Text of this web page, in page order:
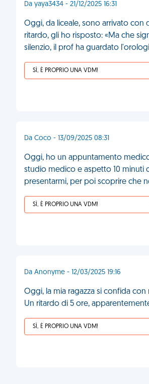
Da yaya3434 - 21/12/2025 16:31
Oggi, da liceale, sono arrivato con
ritardo, gli ho risposto: «Ma che
silenzio, il prof ha guardato
SÌ, È PROPRIO UNA VDM!
Da Coco - 13/09/2025 08:31
Oggi, ho un appuntamento
studio medico e aspetto 10 minuti
presentarmi, per poi scoprire che
SÌ, È PROPRIO UNA VDM!
Da Anonyme - 12/03/2025 19:16
Oggi, la mia ragazza si confida
Un ritardo di 5 ore,
SÌ, È PROPRIO UNA VDM!